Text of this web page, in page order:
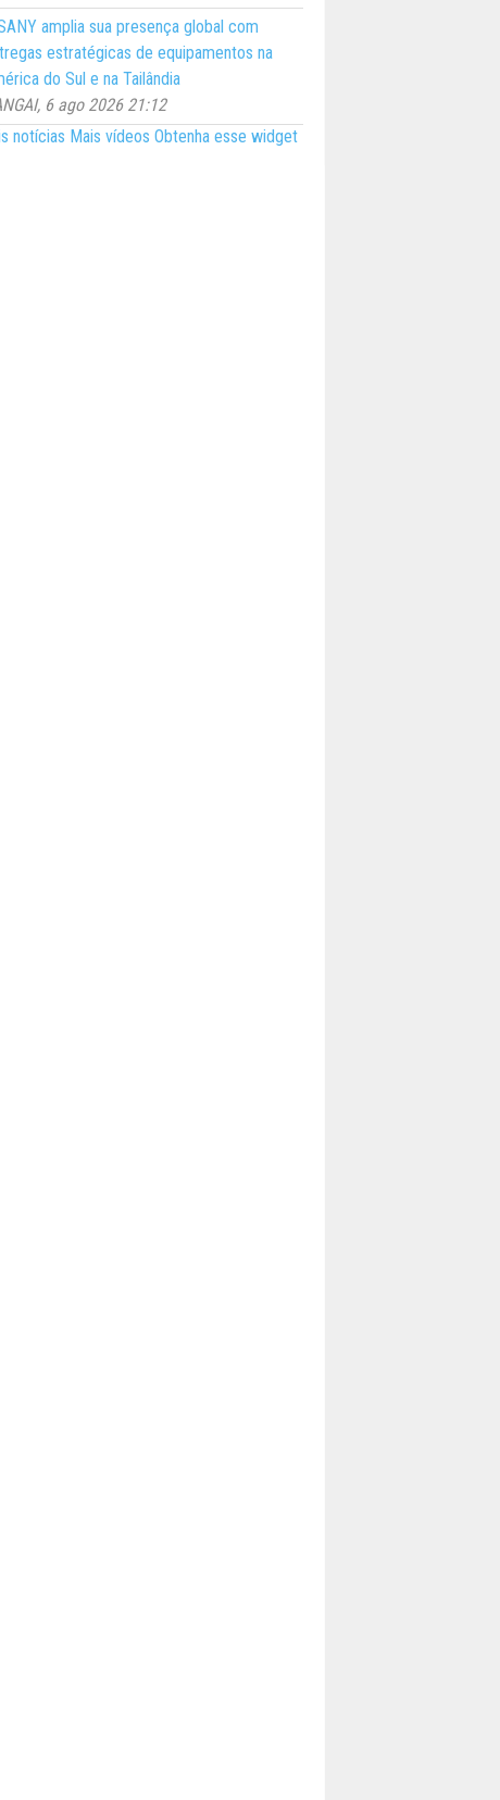
amplia sua presença global com
estratégicas de equipamentos na
do Sul e na Tailândia
6 ago 2026 21:12
notícias Mais vídeos Obtenha esse widget